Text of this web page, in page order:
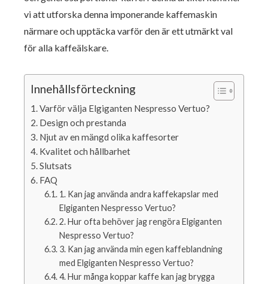
vi att utforska denna imponerande kaffemaskin
närmare och upptäcka varför den är ett utmärkt val
för alla kaffeälskare.
Innehållsförteckning
Varför välja Elgiganten Nespresso Vertuo?
Design och prestanda
Njut av en mängd olika kaffesorter
Kvalitet och hållbarhet
Slutsats
FAQ
1. Kan jag använda andra kaffekapslar med
Elgiganten Nespresso Vertuo?
2. Hur ofta behöver jag rengöra Elgiganten
Nespresso Vertuo?
3. Kan jag använda min egen kaffeblandning
med Elgiganten Nespresso Vertuo?
4. Hur många koppar kaffe kan jag brygga